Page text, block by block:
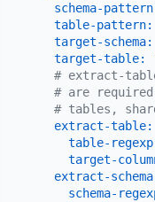
schema-
table-pattern:
target-schema:
target-table:
# extract-
# are
# tables,
extract-table:
table-
target-
extract-
schema-